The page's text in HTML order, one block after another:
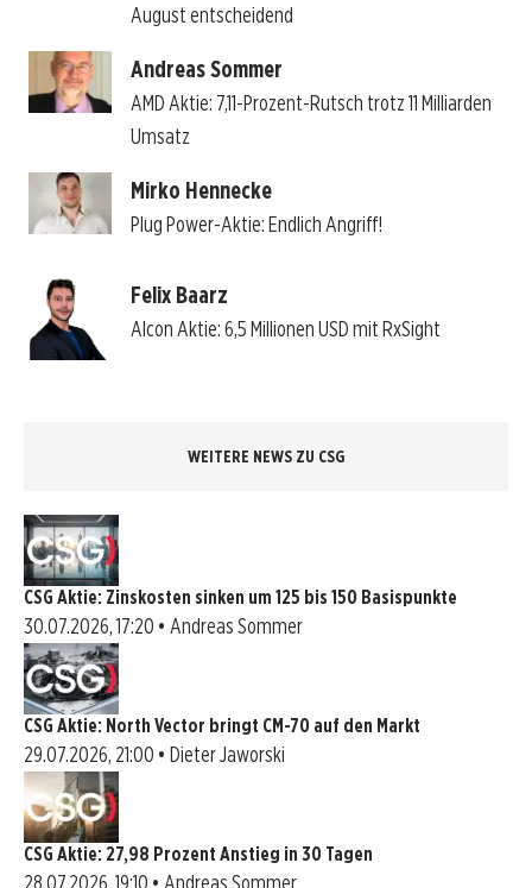
August entscheidend
Andreas Sommer
AMD Aktie: 7,11-Prozent-Rutsch trotz 11 Milliarden
Umsatz
Mirko Hennecke
Plug Power-Aktie: Endlich Angriff!
Felix Baarz
Alcon Aktie: 6,5 Millionen USD mit RxSight
WEITERE NEWS ZU CSG
CSG Aktie: Zinskosten sinken um 125 bis 150 Basispunkte
30.07.2026, 17:20 • Andreas Sommer
CSG Aktie: North Vector bringt CM-70 auf den Markt
29.07.2026, 21:00 • Dieter Jaworski
CSG Aktie: 27,98 Prozent Anstieg in 30 Tagen
28.07.2026, 19:10 • Andreas Sommer